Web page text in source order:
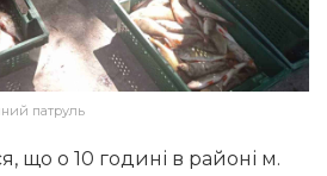
патруль
що о 10 годині в районі м.